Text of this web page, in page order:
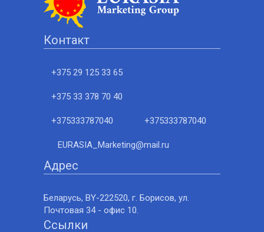
Контакт
+375 29 125 33 65
+375 33 378 70 40
+375333787040 +375333787040
EURASIA_Marketing@mail.ru
Адрес
Беларусь, BY-222520, г. Борисов, ул.
Почтовая 34 - офис 10.
Ссылки